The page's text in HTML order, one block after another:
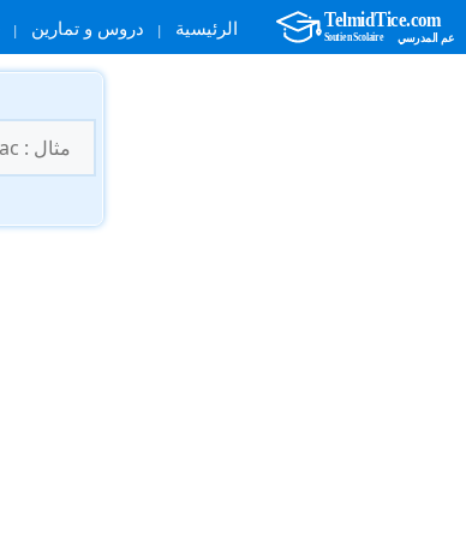
الرئيسية دروس و تمارين
عن: